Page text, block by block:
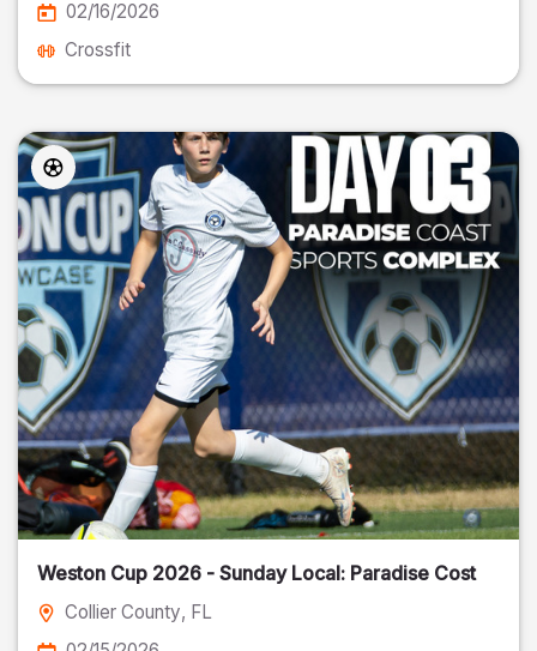
02/16/2026
Crossfit
Weston Cup 2026 - Sunday Local: Paradise Cost
Collier County, FL